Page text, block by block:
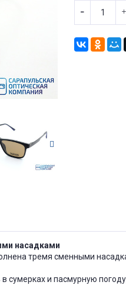
насадками
тремя сменными
и пасмурную